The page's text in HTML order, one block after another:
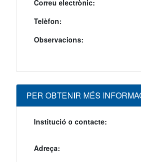
Correu electrònic:
Telèfon:
Observacions:
PER OBTENIR MÉS
Institució o contacte:
Adreça: